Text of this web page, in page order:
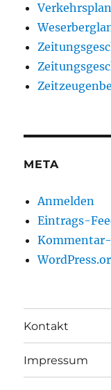
META
Anmelden
Eintrags-
Kontakt
Impressum